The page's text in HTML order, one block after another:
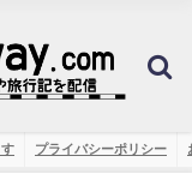
プライバシーポリシー